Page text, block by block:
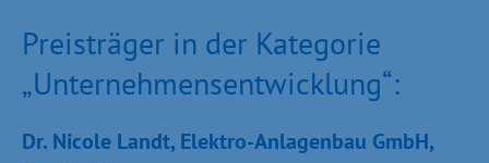
Preisträger in der Kategorie
„Unternehmensentwicklung“:
Dr. Nicole Landt, Elektro-Anlagenbau GmbH,